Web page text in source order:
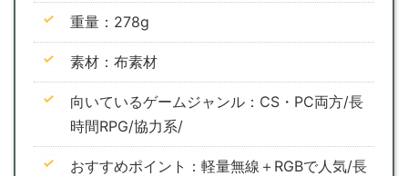
重量：278g
素材：布素材
向いているゲームジャンル：CS・PC両方/長
時間RPG/協力系/
おすすめポイント：軽量無線＋RGBで人気/長